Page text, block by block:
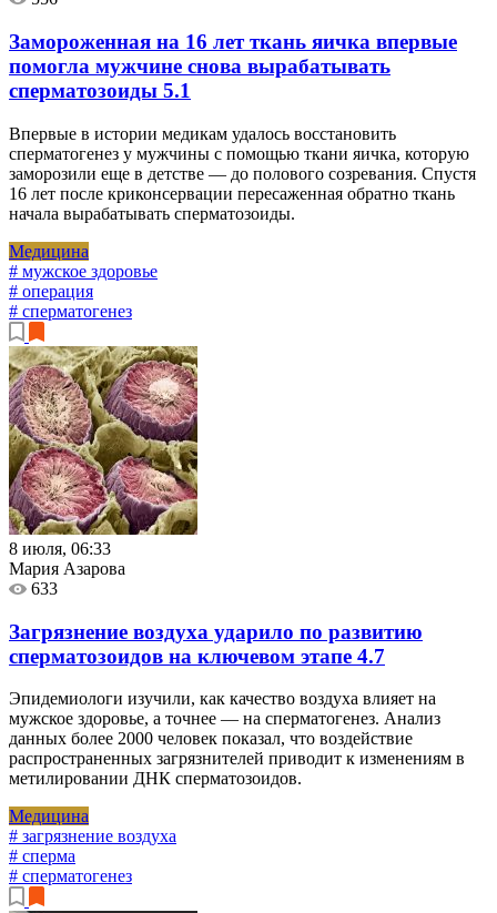
Замороженная на 16 лет ткань яичка впервые
помогла мужчине снова вырабатывать
сперматозоиды 5.1
Впервые в истории медикам удалось восстановить
сперматогенез у мужчины с помощью ткани яичка, которую
заморозили еще в детстве — до полового созревания. Спустя
16 лет после криконсервации пересаженная обратно ткань
начала вырабатывать сперматозоиды.
Медицина
# мужское здоровье
# операция
# сперматогенез
8 июля, 06:33
Мария Азарова
633
Загрязнение воздуха ударило по развитию
сперматозоидов на ключевом этапе 4.7
Эпидемиологи изучили, как качество воздуха влияет на
мужское здоровье, а точнее — на сперматогенез. Анализ
данных более 2000 человек показал, что воздействие
распространенных загрязнителей приводит к изменениям в
метилировании ДНК сперматозоидов.
Медицина
# загрязнение воздуха
# сперма
# сперматогенез